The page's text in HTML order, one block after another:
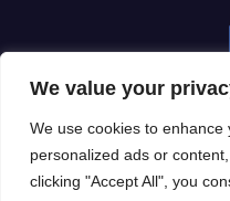
We value your
We use cookies to
personalized ads or
clicking "Accept All", you
Δημιουργήθηκε από το
Θέμα: